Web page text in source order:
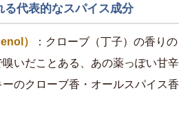
る代表的なスパイス成分
）
：クローブ（丁子）の香りの
いだことある、あの薬っぽい甘辛
のクローブ香・オールスパイス香